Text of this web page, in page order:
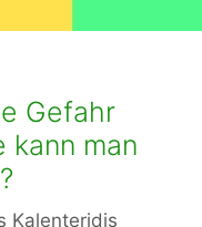
Gefahr
kann man
Kalenteridis